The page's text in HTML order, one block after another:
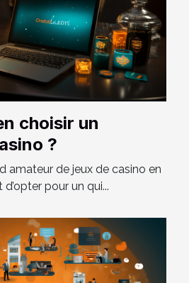
choisir un
?
amateur de jeux de casino en
pour un qui...